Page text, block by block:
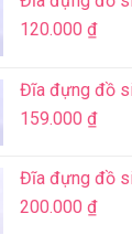
120.000 ₫
Đĩa đựng đồ
159.000 ₫
Đĩa đựng đồ
200.000 ₫